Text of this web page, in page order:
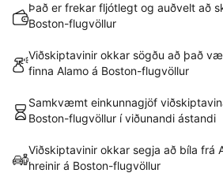
Það er frekar fljótlegt og auðvelt að
Boston-flugvöllur
Viðskiptavinir okkar sögðu að það
finna Alamo á Boston-flugvöllur
Samkvæmt einkunnagjöf
Boston-flugvöllur í viðunandi ástandi
Viðskiptavinir okkar segja að bíla frá
hreinir á Boston-flugvöllur